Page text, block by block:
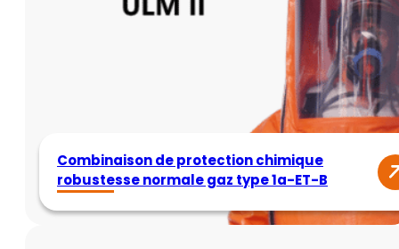
Combinaison de protection chimique
robustesse normale gaz type 1a-ET-B